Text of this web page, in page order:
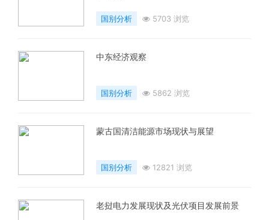
国别分析 5703 浏览
中东经济观察
国别分析 5862 浏览
蒙古国清洁能源市场现状与展望
国别分析 12821 浏览
老挝电力发展现状及光伏项目发展前景